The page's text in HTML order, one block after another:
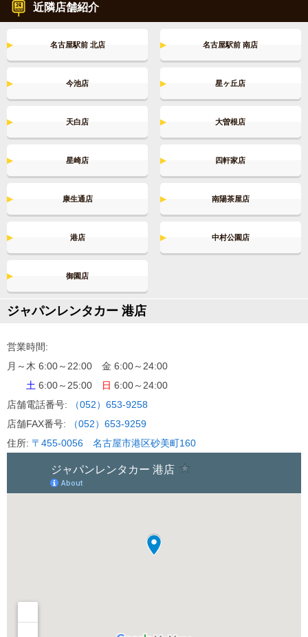
名古屋市プレミアム商品券＆金シャチマネーが使えま
す！
2024.6.25～
7人乗りアルファードZ対象地域拡大！
2023.12.28～
YouTube公式チャンネル開設！！
2019.03.29
引越しに使えるレンタカー特集
近隣店舗紹介
名古屋駅前 北店 名古屋駅前 南店
今池店 星ヶ丘店
天白店 大曽根店
星崎店 四軒家店
康生通店 南陽茶屋店
港店 中村公園店
御園店
ジャパンレンタカー 港店
営業時間:
月～木 6:00～22:00 金 6:00～24:00
土 6:00～25:00 日 6:00～24:00
店舗電話番号:
（052）653-9258
店舗FAX番号:
（052）653-9259
住所: 〒455-0056 名古屋市港区砂美町160